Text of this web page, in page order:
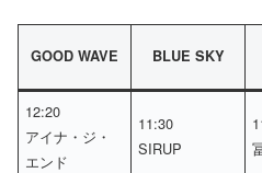
GOOD WAVE BLUE SKY
12:20
アイナ・ジ・
エンド
11:30
SIRUP